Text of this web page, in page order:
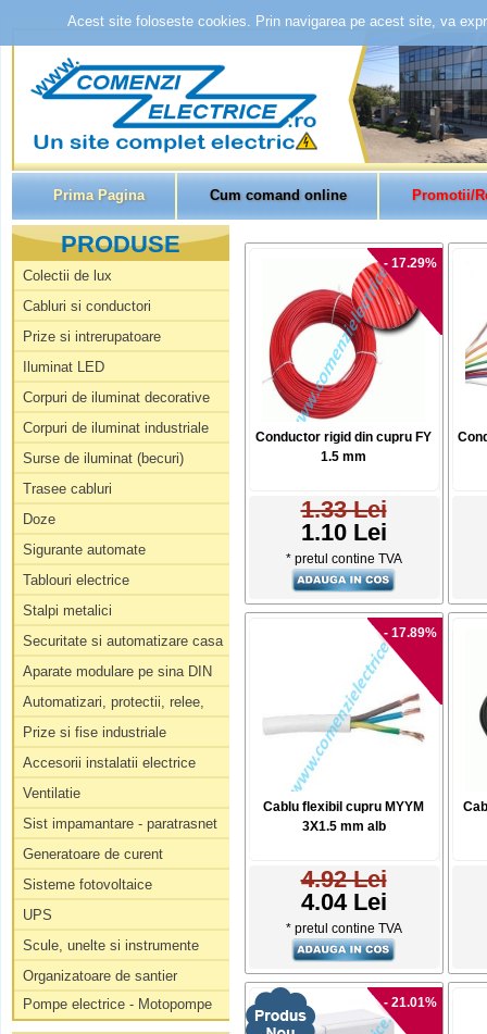
Prima Pagina Cum comand online Promotii/
PRODUSE
Colectii de lux
Cabluri si conductori
Prize si intrerupatoare
Iluminat LED
Corpuri de iluminat decorative
Corpuri de iluminat industriale
Surse de iluminat (becuri)
Trasee cabluri
Doze
Sigurante automate
Tablouri electrice
Stalpi metalici
Securitate si automatizare casa
Aparate modulare pe sina DIN
Automatizari, protectii, relee,
Prize si fise industriale
Accesorii instalatii electrice
Ventilatie
Sist impamantare - paratrasnet
Generatoare de curent
Sisteme fotovoltaice
UPS
Scule, unelte si instrumente
Organizatoare de santier
Pompe electrice - Motopompe
- 17.29%
Conductor rigid din cupru FY
1.5 mm
1.33 Lei
1.10 Lei
* pretul contine TVA
- 17.89%
Cablu flexibil cupru MYYM
3X1.5 mm alb
4.92 Lei
4.04 Lei
* pretul contine TVA
- 21.01%
Acest site foloseste cookies. Prin navigarea pe acest site, va